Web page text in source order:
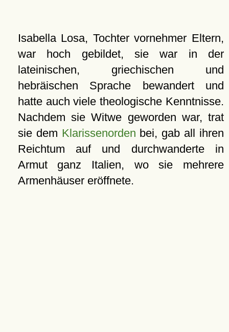
Isabella Losa, Tochter vornehmer Eltern,
war hoch gebildet, sie war in der
lateinischen, griechischen und
hebräischen Sprache bewandert und
hatte auch viele theologische Kenntnisse.
Nachdem sie Witwe geworden war, trat
sie dem Klarissenorden bei, gab all ihren
Reichtum auf und durchwanderte in
Armut ganz Italien, wo sie mehrere
Armenhäuser eröffnete.